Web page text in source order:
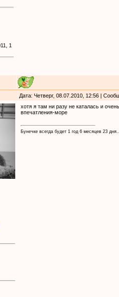
Дата: Четверг, 08.07.2010, 12:56 |
хотя я там ни разу не каталась и
впечатления-море
Бунечке всегда будет 1 год 6 месяцев 23